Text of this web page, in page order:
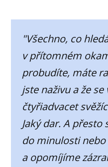
"Všechno, co
v přítomném
probudíte, máte
jste naživu a že
čtyřiadvacet
Jaký dar. A
do minulosti
a opomíjíme